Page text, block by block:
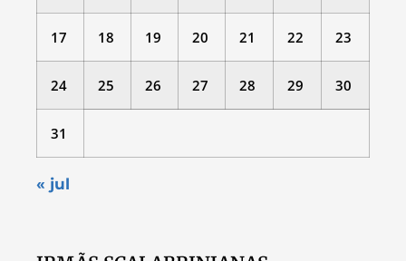
17 18 19 20 21 22 23
24 25 26 27 28 29 30
31
« jul